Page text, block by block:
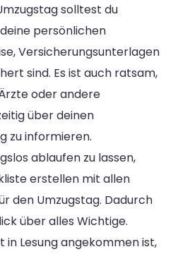
solltest du
persönlichen
Versicherungsunterlagen
sind. Es ist auch ratsam,
oder andere
über deinen
zu informieren.
ablaufen zu lassen,
erstellen mit allen
den Umzugstag. Dadurch
über alles Wichtige.
in Lesung angekommen ist,